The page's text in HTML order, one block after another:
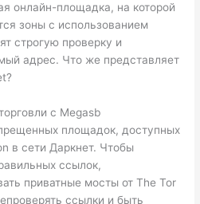
онлайн-площадка, на которой
зоны с использованием
строгую проверку и
адрес. Что же представляет
с Megasb
площадок, доступных
в сети Даркнет. Чтобы
ссылок,
приватные мосты от The Tor
ссылки и быть